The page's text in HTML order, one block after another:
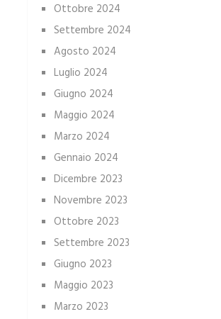
Ottobre 2024
Settembre 2024
Agosto 2024
Luglio 2024
Giugno 2024
Maggio 2024
Marzo 2024
Gennaio 2024
Dicembre 2023
Novembre 2023
Ottobre 2023
Settembre 2023
Giugno 2023
Maggio 2023
Marzo 2023